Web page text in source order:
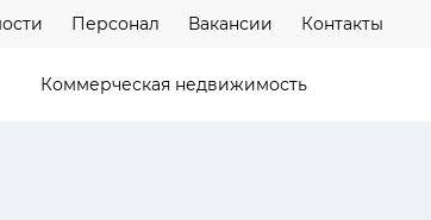
Персонал Вакансии Контакты
Коммерческая недвижимость